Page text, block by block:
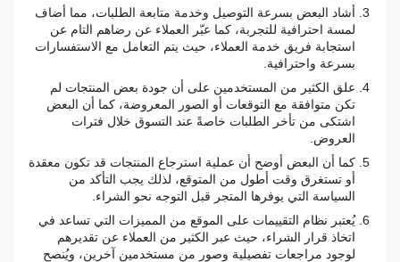
أشاد البعض بسرعة التوصيل وخدمة متابعة الطلبات، مما أضاف
لمسة احترافية للتجربة، كما عبّر العملاء عن رضاهم التام عن
استجابة فريق خدمة العملاء، حيث يتم التعامل مع الاستفسارات
بسرعة واحترافية.
علق الكثير من المستخدمين على أن جودة بعض المنتجات لم
تكن متوافقة مع التوقعات أو الصور المعروضة، كما أن البعض
اشتكى من تأخر الطلبات خاصةً عند التسوق خلال فترات
العروض.
كما أن البعض أوضح أن عملية استرجاع المنتجات قد تكون معقدة
أو تستغرق وقت أطول من المتوقع، لذلك يجب التأكد من
السياسة التي يوفرها المتجر قبل التوجه نحو الشراء.
يُعتبر نظام التقييمات على الموقع من المميزات التي تساعد في
اتخاذ قرار الشراء، حيث عبر الكثير من العملاء عن تقديرهم
لوجود مراجعات تفصيلية وصور من مستخدمين آخرين، ويُنصح